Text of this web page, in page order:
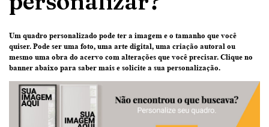
Um quadro personalizado pode ter a imagem e o tamanho que você
quiser. Pode ser uma foto, uma arte digital, uma criação autoral ou
mesmo uma obra do acervo com alterações que você precisar. Clique no
banner abaixo para saber mais e solicite a sua personalização.